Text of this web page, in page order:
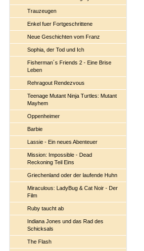
Trauzeugen
Enkel fuer Fortgeschrittene
Neue Geschichten vom Franz
Sophia, der Tod und Ich
Fisherman´s Friends 2 - Eine Brise
Leben
Rehragout Rendezvous
Teenage Mutant Ninja Turtles: Mutant
Mayhem
Oppenheimer
Barbie
Lassie - Ein neues Abenteuer
Mission: Impossible - Dead
Reckoning Teil Eins
Griechenland oder der laufende Huhn
Miraculous: LadyBug & Cat Noir - Der
Film
Ruby taucht ab
Indiana Jones und das Rad des
Schicksals
The Flash